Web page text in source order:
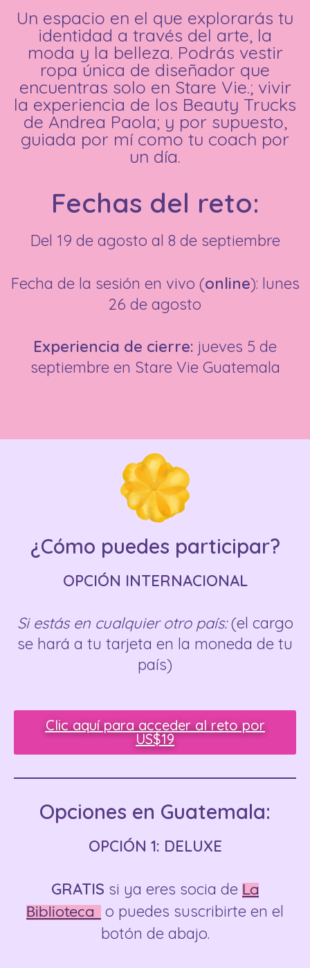
Un espacio en el que explorarás tu
identidad a través del arte, la
moda y la belleza. Podrás vestir
ropa única de diseñador que
encuentras solo en Stare Vie.; vivir
la experiencia de los Beauty Trucks
de Andrea Paola; y por supuesto,
guiada por mí como tu coach por
un día.
Fechas del reto:
Del 19 de agosto al 8 de septiembre
Fecha de la sesión en vivo (online): lunes
26 de agosto
Experiencia de cierre: jueves 5 de
septiembre en Stare Vie Guatemala
¿Cómo puedes participar?
OPCIÓN INTERNACIONAL
Si estás en cualquier otro país:(el cargo
se hará a tu tarjeta en la moneda de tu
país)
Clic aquí para acceder al reto por
US$19
Opciones en Guatemala:
OPCIÓN 1: DELUXE
GRATIS si ya eres socia de La
Biblioteca
o puedes suscribirte en el
botón de abajo.